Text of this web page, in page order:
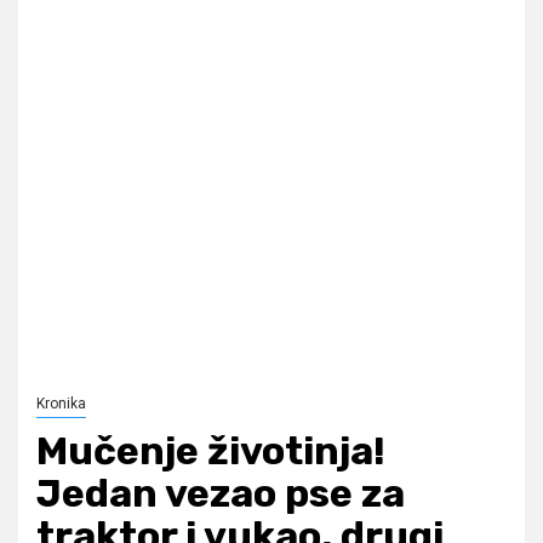
Kronika
Mučenje životinja!
Jedan vezao pse za